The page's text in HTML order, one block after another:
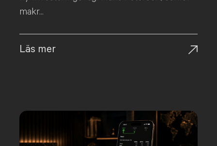
makr...
Läs mer